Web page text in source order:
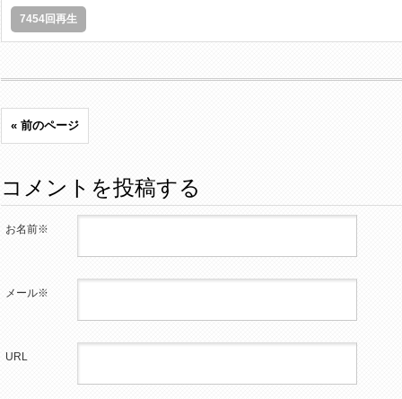
7454回再生
« 前のページ
コメントを投稿する
お名前※
メール※
URL